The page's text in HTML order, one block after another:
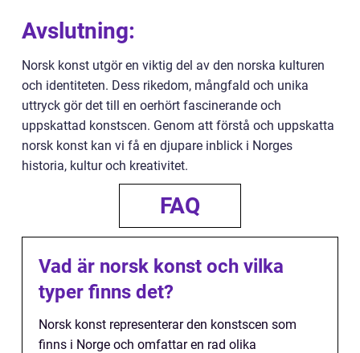
Avslutning:
Norsk konst utgör en viktig del av den norska kulturen
och identiteten. Dess rikedom, mångfald och unika
uttryck gör det till en oerhört fascinerande och
uppskattad konstscen. Genom att förstå och uppskatta
norsk konst kan vi få en djupare inblick i Norges
historia, kultur och kreativitet.
FAQ
Vad är norsk konst och vilka
typer finns det?
Norsk konst representerar den konstscen som
finns i Norge och omfattar en rad olika